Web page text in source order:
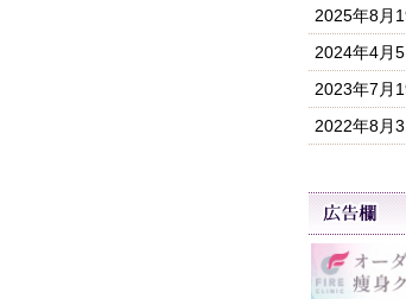
2025年8月
2024年4月5
2023年7月
2022年8月